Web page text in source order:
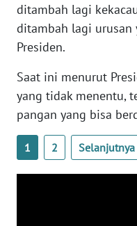
ditambah lagi
ditambah lagi urusan
Presiden.
Saat ini menurut
yang tidak menentu,
pangan yang bisa
1 2 Selanjutnya
WN
SERAMBI
WN
JAMBI
WN
SULTRA